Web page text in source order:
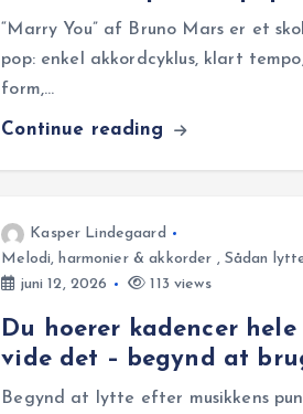
“Marry You” af Bruno Mars er et
pop: enkel akkordcyklus, klart
form,…
Continue reading
Kasper Lindegaard
Melodi, harmonier & akkorder , Sådan
juni 12, 2026
113 views
Du hoerer kadencer
vide det – begynd at
Begynd at lytte efter musikkens